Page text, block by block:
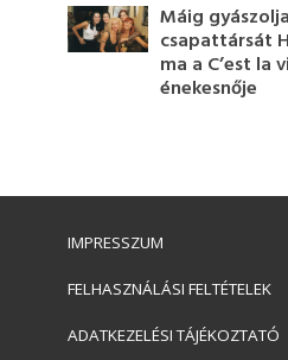
Máig
csapattársát
ma a C’est la
énekesnője
IMPRESSZUM
FELHASZNÁLÁSI FELTÉTELEK
ADATKEZELÉSI TÁJÉKOZTATÓ